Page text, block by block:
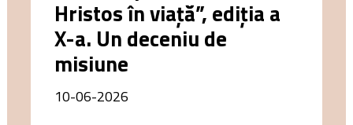
Hristos în viață”, ediția a
X-a. Un deceniu de
misiune
10-06-2026